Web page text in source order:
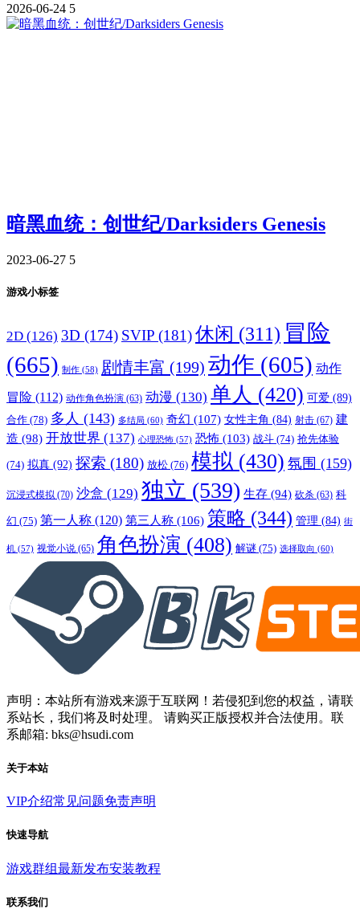
2026-06-24 5
暗黑血统：创世纪/Darksiders Genesis
2023-06-27 5
游戏小标签
2D (126) 3D (174) SVIP (181)休闲 (311) 冒险
(665) 制作 (58) 剧情丰富 (199) 动作 (605) 动作
冒险 (112) 动作角色扮演 (63) 动漫 (130) 单人 (420) 可爱 (89)
合作 (78) 多人 (143) 多结局 (60) 奇幻 (107) 女性主角 (84) 射击 (67) 建
造 (98) 开放世界 (137) 心理恐怖 (57) 恐怖 (103) 战斗 (74) 抢先体验
(74) 拟真 (92) 探索 (180) 放松 (76) 模拟 (430) 氛围 (159)
沉浸式模拟 (70) 沙盒 (129) 独立 (539) 生存 (94) 砍杀 (63) 科
幻 (75) 第一人称 (120) 第三人称 (106) 策略 (344) 管理 (84) 街
机 (57) 视觉小说 (65) 角色扮演 (408) 解谜 (75) 选择取向 (60)
声明：本站所有游戏来源于互联网！若侵犯到您的权益，请联
系站长，我们将及时处理。 请购买正版授权并合法使用。联
系邮箱: bks@hsudi.com
关于本站
VIP介绍常见问题免责声明
快速导航
游戏群组最新发布安装教程
联系我们